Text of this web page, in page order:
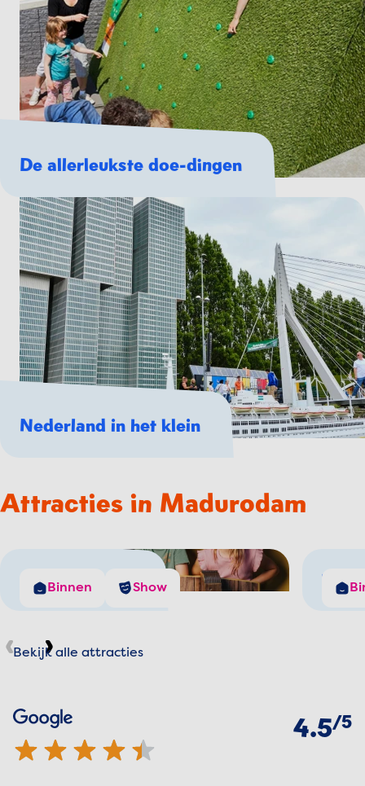
De allerleukste doe-dingen
Nederland in het klein
Attracties in Madurodam
Bekijk alle attracties
De Windjager
Binnen Show The
Vorige
Beoordelingen
Google
4.5 van 5 sterren 4.5
van 5